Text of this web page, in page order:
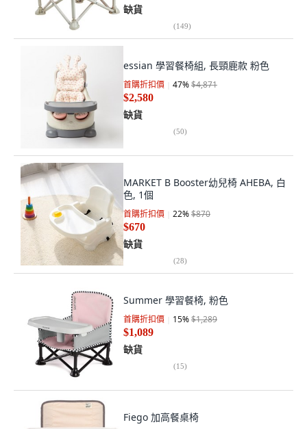
缺貨
(149)
essian 學習餐椅組, 長頸鹿款 粉色
首購折扣價 47%$4,871
$2,580
缺貨
(50)
MARKET B Booster幼兒椅 AHEBA, 白
色, 1個
首購折扣價 22%$870
$670
缺貨
(28)
Summer 學習餐椅, 粉色
首購折扣價 15%$1,289
$1,089
缺貨
(15)
Fiego 加高餐桌椅